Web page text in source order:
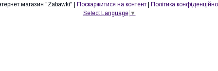
Интернет магазин "Zabawki" | Поскаржитися на контент | Політика
Select Language ▼